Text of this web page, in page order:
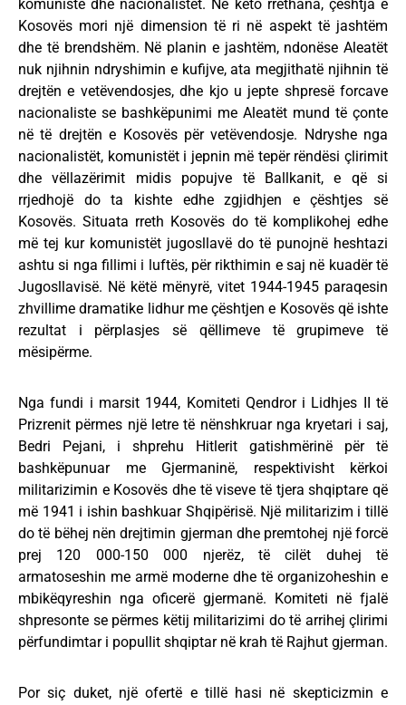
komunistë dhe nacionalistët. Në këto rrethana, çështja e
Kosovës mori një dimension të ri në aspekt të jashtëm
dhe të brendshëm. Në planin e jashtëm, ndonëse Aleatët
nuk njihnin ndryshimin e kufijve, ata megjithatë njihnin të
drejtën e vetëvendosjes, dhe kjo u jepte shpresë forcave
nacionaliste se bashkëpunimi me Aleatët mund të çonte
në të drejtën e Kosovës për vetëvendosje. Ndryshe nga
nacionalistët, komunistët i jepnin më tepër rëndësi çlirimit
dhe vëllazërimit midis popujve të Ballkanit, e që si
rrjedhojë do ta kishte edhe zgjidhjen e çështjes së
Kosovës. Situata rreth Kosovës do të komplikohej edhe
më tej kur komunistët jugosllavë do të punojnë heshtazi
ashtu si nga fillimi i luftës, për rikthimin e saj në kuadër të
Jugosllavisë. Në këtë mënyrë, vitet 1944-1945 paraqesin
zhvillime dramatike lidhur me çështjen e Kosovës që ishte
rezultat i përplasjes së qëllimeve të grupimeve të
mësipërme.
Nga fundi i marsit 1944, Komiteti Qendror i Lidhjes II të
Prizrenit përmes një letre të nënshkruar nga kryetari i saj,
Bedri Pejani, i shprehu Hitlerit gatishmërinë për të
bashkëpunuar me Gjermaninë, respektivisht kërkoi
militarizimin e Kosovës dhe të viseve të tjera shqiptare që
më 1941 i ishin bashkuar Shqipërisë. Një militarizim i tillë
do të bëhej nën drejtimin gjerman dhe premtohej një forcë
prej 120 000-150 000 njerëz, të cilët duhej të
armatoseshin me armë moderne dhe të organizoheshin e
mbikëqyreshin nga oficerë gjermanë. Komiteti në fjalë
shpresonte se përmes këtij militarizimi do të arrihej çlirimi
përfundimtar i popullit shqiptar në krah të Rajhut gjerman.
Por siç duket, një ofertë e tillë hasi në skepticizmin e